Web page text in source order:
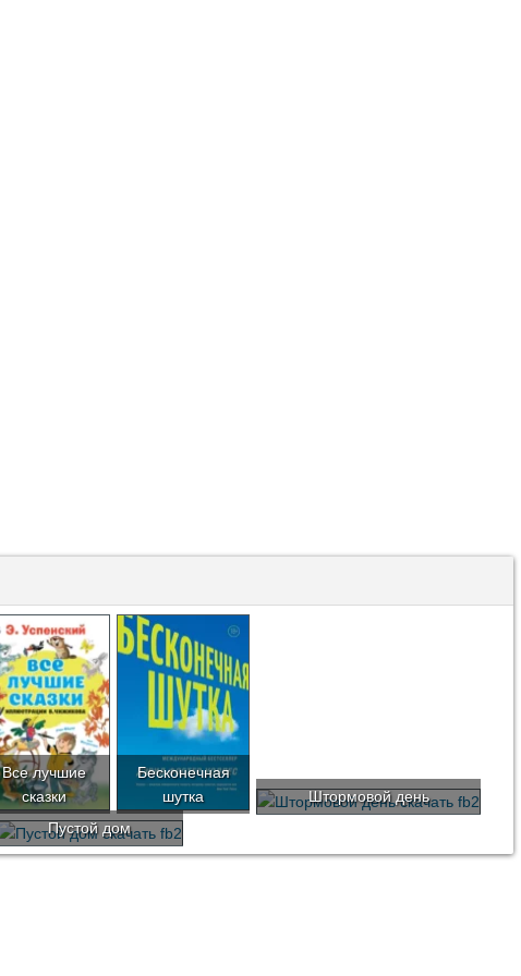
Все лучшие
сказки
Бесконечная
шутка
Штормовой день
Пустой дом